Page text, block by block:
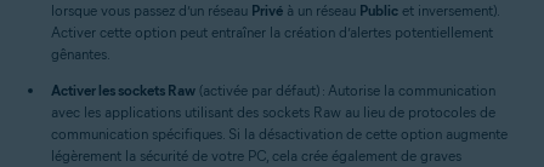
lorsque vous passez d’un réseau Privé à un réseau Public et inversement).
Activer cette option peut entraîner la création d’alertes potentiellement
gênantes.
Activer les sockets Raw (activée par défaut) : Autorise la communication
avec les applications utilisant des sockets Raw au lieu de protocoles de
communication spécifiques. Si la désactivation de cette option augmente
légèrement la sécurité de votre PC, cela crée également de graves